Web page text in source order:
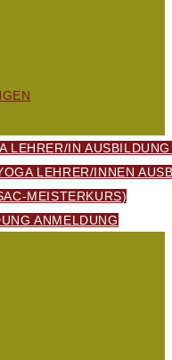
LEHRER/IN
LEHRER/INNEN
MEISTERKURS)
ANMELDUNG